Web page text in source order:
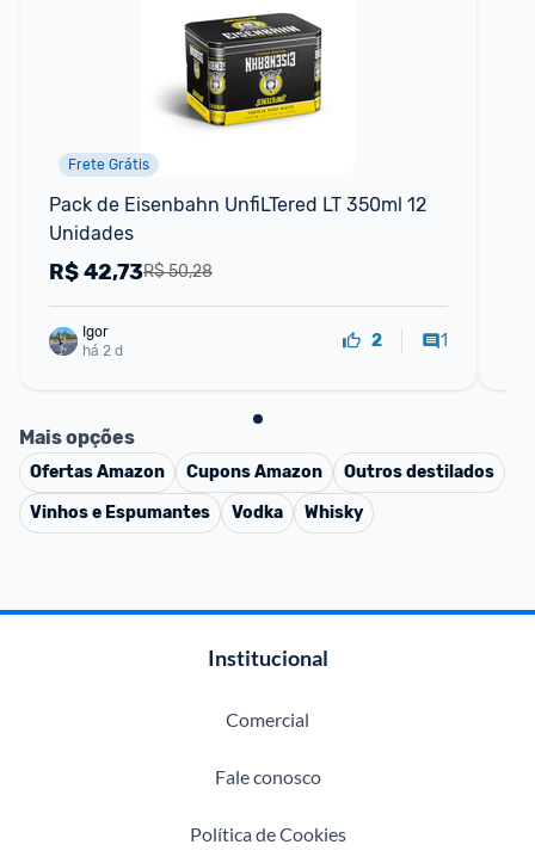
Frete Grátis
Pack de Eisenbahn UnfiLTered LT 350ml 12
Unidades
R$ 50,28
R$42,73
Igor
há 2 d
2 1
Mais opções
OfertasAmazon CuponsAmazon
Outros destilados
Vinhos e Espumantes
Vodka Whisky
Institucional
Comercial
Fale conosco
Política de Cookies